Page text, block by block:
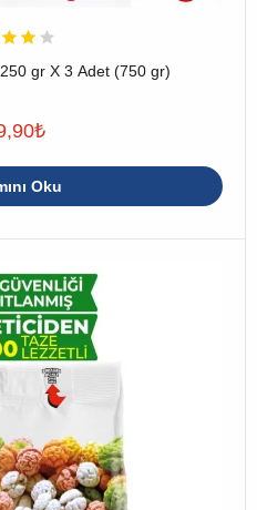
gr X 3 Adet (750 gr)
₺
Oku